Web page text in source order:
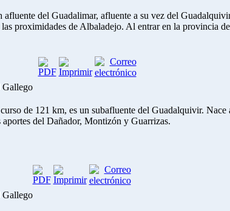
afluente del Guadalimar, afluente a su vez del
las proximidades de Albaladejo. Al entrar en la provincia de
de 121 km, es un subafluente del Guadalquivir. Nace
del Dañador, Montizón y Guarrizas.